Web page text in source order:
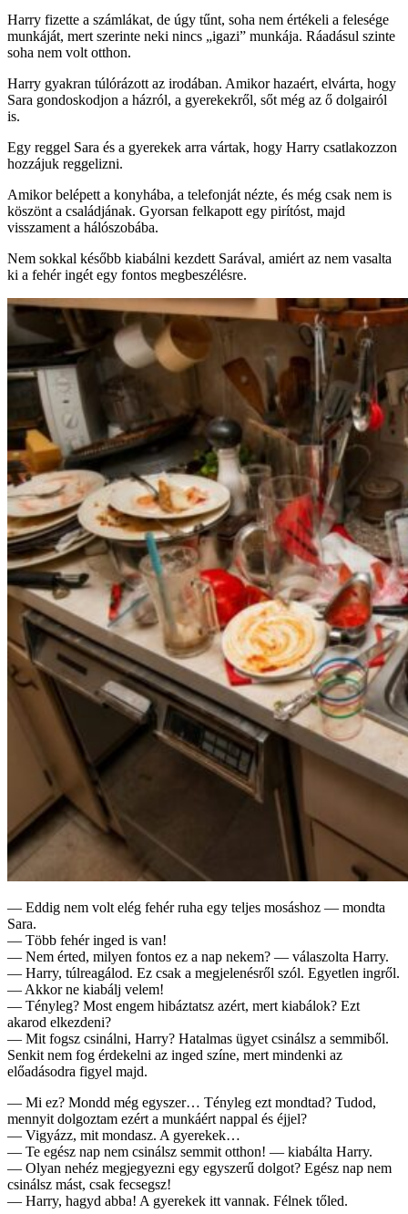
Harry fizette a számlákat, de úgy tűnt, soha nem értékeli a felesége
munkáját, mert szerinte neki nincs „igazi” munkája. Ráadásul szinte
soha nem volt otthon.
Harry gyakran túlórázott az irodában. Amikor hazaért, elvárta, hogy
Sara gondoskodjon a házról, a gyerekekről, sőt még az ő dolgairól
is.
Egy reggel Sara és a gyerekek arra vártak, hogy Harry csatlakozzon
hozzájuk reggelizni.
Amikor belépett a konyhába, a telefonját nézte, és még csak nem is
köszönt a családjának. Gyorsan felkapott egy pirítóst, majd
visszament a hálószobába.
Nem sokkal később kiabálni kezdett Sarával, amiért az nem vasalta
ki a fehér ingét egy fontos megbeszélésre.
— Eddig nem volt elég fehér ruha egy teljes mosáshoz — mondta
Sara.
— Több fehér inged is van!
— Nem érted, milyen fontos ez a nap nekem? — válaszolta Harry.
— Harry, túlreagálod. Ez csak a megjelenésről szól. Egyetlen ingről.
— Akkor ne kiabálj velem!
— Tényleg? Most engem hibáztatsz azért, mert kiabálok? Ezt
akarod elkezdeni?
— Mit fogsz csinálni, Harry? Hatalmas ügyet csinálsz a semmiből.
Senkit nem fog érdekelni az inged színe, mert mindenki az
előadásodra figyel majd.
— Mi ez? Mondd még egyszer… Tényleg ezt mondtad? Tudod,
mennyit dolgoztam ezért a munkáért nappal és éjjel?
— Vigyázz, mit mondasz. A gyerekek…
— Te egész nap nem csinálsz semmit otthon! — kiabálta Harry.
— Olyan nehéz megjegyezni egy egyszerű dolgot? Egész nap nem
csinálsz mást, csak fecsegsz!
— Harry, hagyd abba! A gyerekek itt vannak. Félnek tőled.